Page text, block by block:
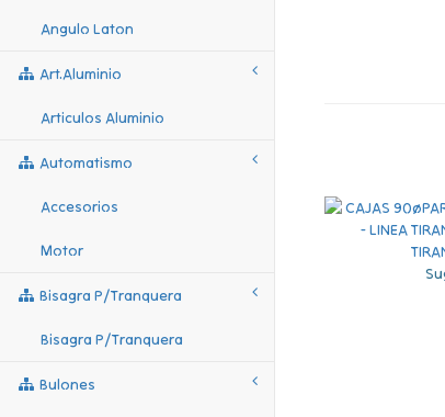
Angulo Laton
Art.aluminio
Articulos Aluminio
Automatismo
Accesorios
Motor
Bisagra P/tranquera
Bisagra P/tranquera
Bulones